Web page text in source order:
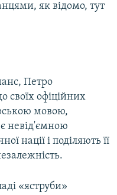
як відомо, тут
Петро
своїх офіційних
мовою,
невід'ємною
нації і поділяють її
«яструби»